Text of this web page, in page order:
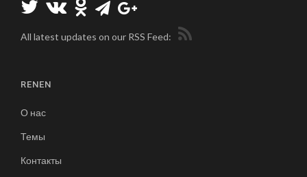
All latest updates on our RSS Feed:
RENEN
О нас
Темы
Контакты